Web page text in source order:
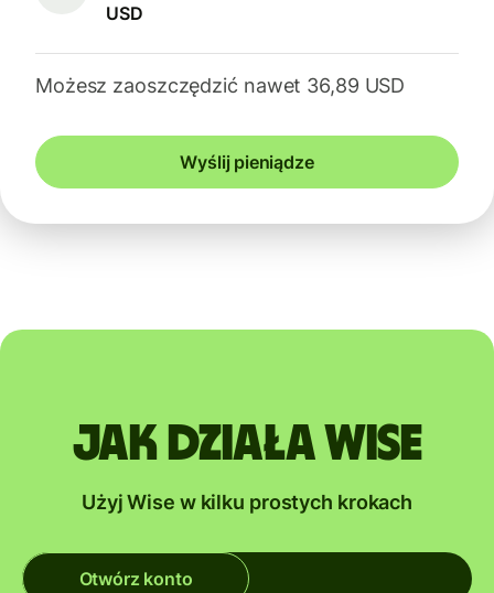
USD
Możesz zaoszczędzić nawet 36,89 USD
Wyślij pieniądze
Jak działa Wise
Użyj Wise w kilku prostych krokach
Otwórz konto